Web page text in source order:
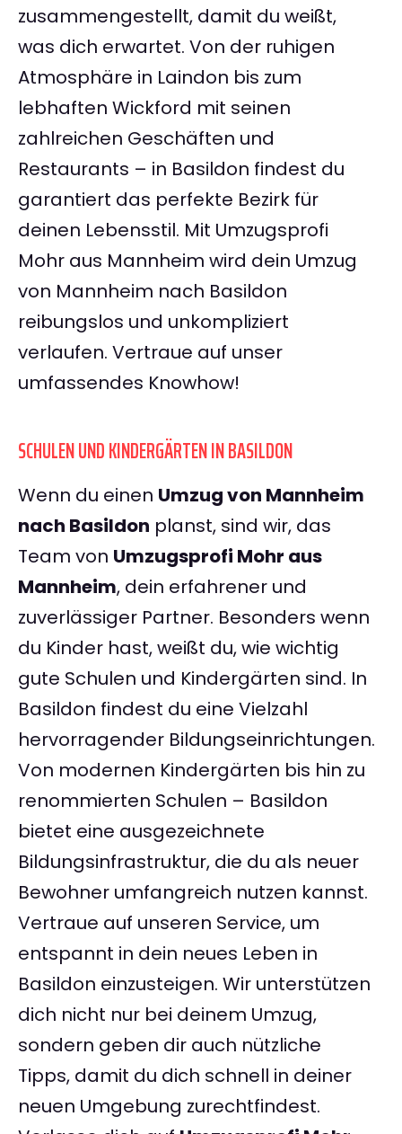
zusammengestellt, damit du weißt,
was dich erwartet. Von der ruhigen
Atmosphäre in Laindon bis zum
lebhaften Wickford mit seinen
zahlreichen Geschäften und
Restaurants – in Basildon findest du
garantiert das perfekte Bezirk für
deinen Lebensstil. Mit Umzugsprofi
Mohr aus Mannheim wird dein Umzug
von Mannheim nach Basildon
reibungslos und unkompliziert
verlaufen. Vertraue auf unser
umfassendes Knowhow!
SCHULEN UND KINDERGÄRTEN IN BASILDON
Wenn du einen Umzug von Mannheim
nach Basildon planst, sind wir, das
Team von Umzugsprofi Mohr aus
Mannheim, dein erfahrener und
zuverlässiger Partner. Besonders wenn
du Kinder hast, weißt du, wie wichtig
gute Schulen und Kindergärten sind. In
Basildon findest du eine Vielzahl
hervorragender Bildungseinrichtungen.
Von modernen Kindergärten bis hin zu
renommierten Schulen – Basildon
bietet eine ausgezeichnete
Bildungsinfrastruktur, die du als neuer
Bewohner umfangreich nutzen kannst.
Vertraue auf unseren Service, um
entspannt in dein neues Leben in
Basildon einzusteigen. Wir unterstützen
dich nicht nur bei deinem Umzug,
sondern geben dir auch nützliche
Tipps, damit du dich schnell in deiner
neuen Umgebung zurechtfindest.